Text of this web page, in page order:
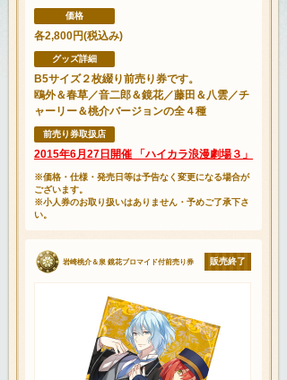
価格
各2,800円(税込み)
グッズ詳細
B5サイズ２枚綴り前売り券です。
鴎外＆春草／音二郎＆鏡花／藤田＆八雲／チ
ャーリー＆桃介バージョンの全４種
前売り券取扱店
2015年6月27日開催 「ハイカラ浪漫劇場３」
※価格・仕様・発売日等は予告なく変更になる場合が
ございます。
※小人券のお取り扱いはありません・予めご了承下さ
い。
岩崎桃介＆泉 鏡花ブロマイド付前売り券 販売終了